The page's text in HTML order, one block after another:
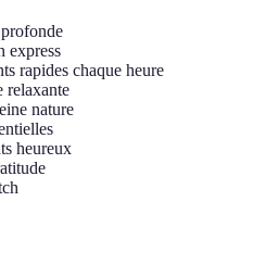
express
rapides chaque heure
relaxante
nature
heureux